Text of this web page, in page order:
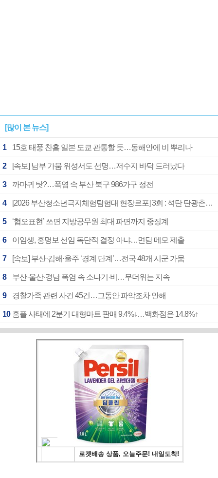
[많이 본 뉴스]
1 15호 태풍 찬홈 일본 도쿄 관통할 듯…동해안에 비 뿌리나
2 [속보] 남부 가뭄 위성서도 선명…저수지 바닥 드러났다
3 까마귀 탓?…폭염 속 부산 북구 986가구 정전
4 [2026 부산청소년극지체험탐험대 현장르포] 3회 : 석탄 탄광촌에서 북극 연구의 중심지로
5 ‘혐오표현’ 쓰면 지방공무원 최대 파면까지 중징계
6 이임생, 홍명보 선임 독단적 결정 아냐…면담 메모 제출
7 [속보] 부산·김해·울주 ‘경계 단계’…전국 48개 시군 가뭄
8 부산·울산·경남 폭염 속 소나기·비…무더위는 지속
9 경찰가족 관련 사건 45건…그동안 파악조차 안해
10 홈플 사태에 2분기 대형마트 판매 9.4%↓…백화점은 14.8%↑